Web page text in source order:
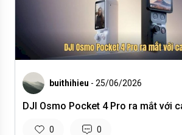
buithihieu - 25/06/2026
DJI Osmo Pocket 4 Pro ra mắt với
0 0